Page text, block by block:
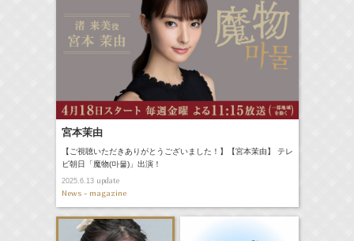
宮本茉由
【ご視聴いただきありがとうございました！】【宮本茉由】 テレ
ビ朝日「魔物(마물)」出演！
2025.6.13update
News - magazine